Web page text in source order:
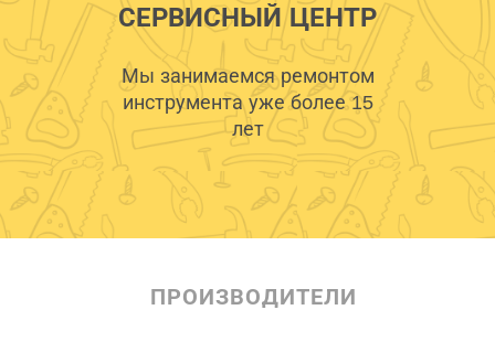
СЕРВИСНЫЙ ЦЕНТР
Мы занимаемся ремонтом
инструмента уже более 15
лет
ПРОИЗВОДИТЕЛИ